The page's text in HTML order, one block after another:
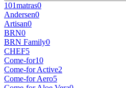
101matras0
Andersen0
Artisan0
BRN0
BRN Family0
CHEF5
Come-for10
Come-for Active2
Come-for Aero5